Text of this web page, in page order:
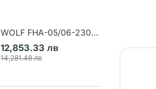
WOLF FHA-05/06-230V
Термопомпа въздух-вода
(Арт. 9148031)
12,853.33 лв
14,281.48 лв